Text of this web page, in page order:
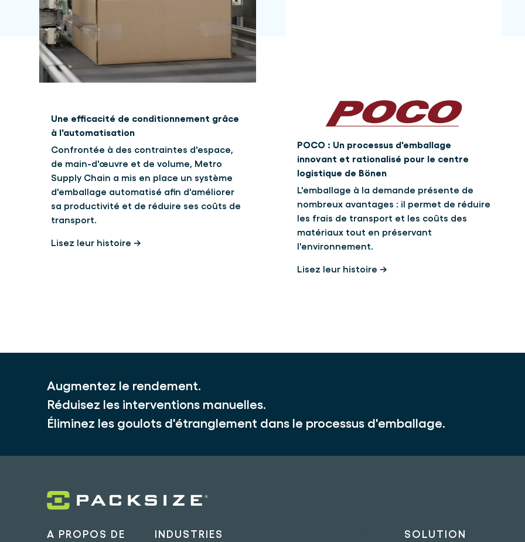
Une efficacité de conditionnement grâce
à l'automatisation
Confrontée à des contraintes d'espace,
de main-d'œuvre et de volume, Metro
Supply Chain a mis en place un système
d'emballage automatisé afin d'améliorer
sa productivité et de réduire ses coûts de
transport.
Lisez leur histoire →
POCO : Un processus d'emballage
innovant et rationalisé pour le centre
logistique de Bönen
L'emballage à la demande présente de
nombreux avantages : il permet de réduire
les frais de transport et les coûts des
matériaux tout en préservant
l'environnement.
Lisez leur histoire →
Augmentez le rendement.
Réduisez les interventions manuelles.
Éliminez les goulots d'étranglement dans le processus d'emballage.
A PROPOS DE INDUSTRIES SOLUTION